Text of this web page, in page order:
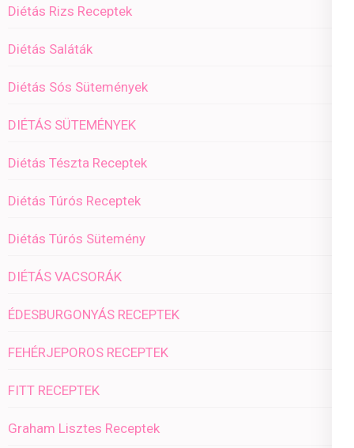
Diétás Rizs Receptek
Diétás Saláták
Diétás Sós Sütemények
DIÉTÁS SÜTEMÉNYEK
Diétás Tészta Receptek
Diétás Túrós Receptek
Diétás Túrós Sütemény
DIÉTÁS VACSORÁK
ÉDESBURGONYÁS RECEPTEK
FEHÉRJEPOROS RECEPTEK
FITT RECEPTEK
Graham Lisztes Receptek